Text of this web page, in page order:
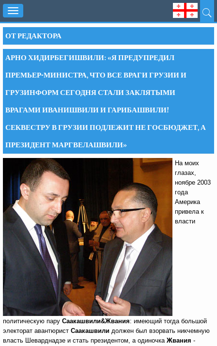
Toggle
navigation
ОТ РЕДАКТОРА
АРНО ХИДИРБЕГИШВИЛИ: «Я ПРЕДУПРЕДИЛ
ПРЕМЬЕР-МИНИСТРА, ЧТО ВСЕ ВРАГИ ГРУЗИИ И
ГРУЗИНФОРМ СЕГОДНЯ СТАЛИ ЗАКЛЯТЫМИ
ВРАГАМИ ИВАНИШВИЛИ И ГАРИБАШВИЛИ!
СЕКВЕСТРУ В ГРУЗИИ ПОДЛЕЖИТ НЕ ГОСБЮДЖЕТ, А
ПРЕЗИДЕНТ МАРГВЕЛАШВИЛИ»
На моих
глазах,
ноябре 2003
года
Америка
привела к
власти
политическую пару Саакашвили&Жвания: имеющий тогда большой
электорат авантюрист Саакашвили должен был взорвать никчемную
власть Шеварднадзе и стать президентом, а одиночка Жвания -